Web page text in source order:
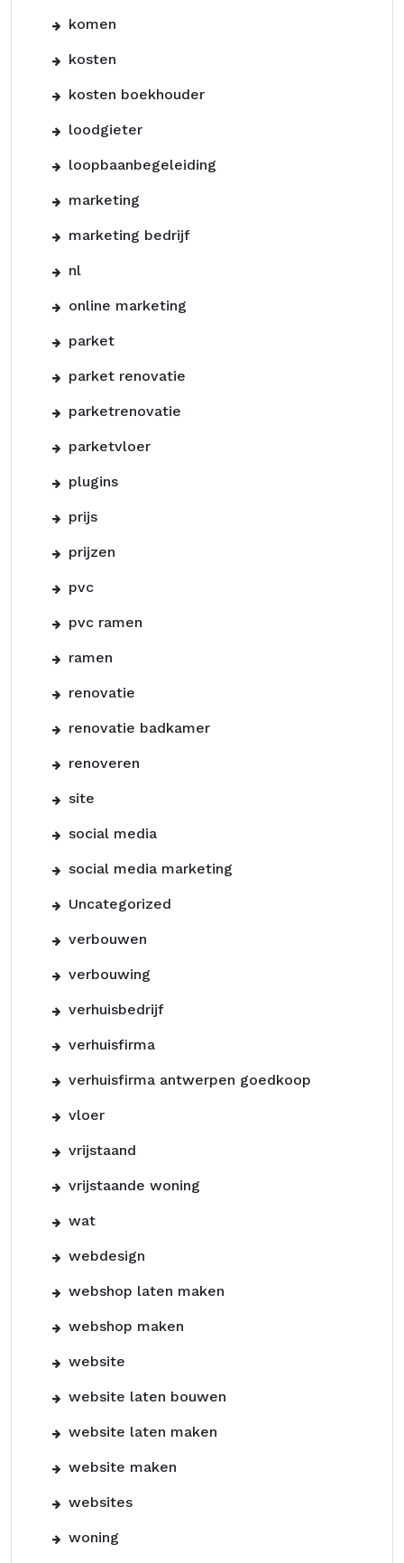
komen
kosten
kosten boekhouder
loodgieter
loopbaanbegeleiding
marketing
marketing bedrijf
nl
online marketing
parket
parket renovatie
parketrenovatie
parketvloer
plugins
prijs
prijzen
pvc
pvc ramen
ramen
renovatie
renovatie badkamer
renoveren
site
social media
social media marketing
Uncategorized
verbouwen
verbouwing
verhuisbedrijf
verhuisfirma
verhuisfirma antwerpen goedkoop
vloer
vrijstaand
vrijstaande woning
wat
webdesign
webshop laten maken
webshop maken
website
website laten bouwen
website laten maken
website maken
websites
woning